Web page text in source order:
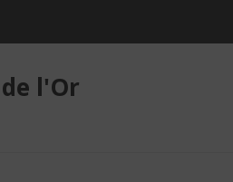
l'Or